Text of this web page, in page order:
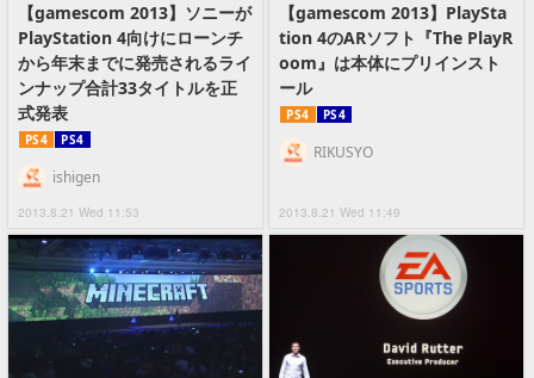
【gamescom 2013】ソニーが
PlayStation 4向けにローンチ
から年末までに発売されるライ
ンナップ合計33タイトルを正
式発表
PS4 PS4
2013.8.21 Wed 11:53
ishigen
【gamescom 2013】PlaySta
tion 4のARソフト『The PlayR
oom』は本体にプリインスト
ール
PS4 PS4
2013.8.21 Wed 11:49
RIKUSYO